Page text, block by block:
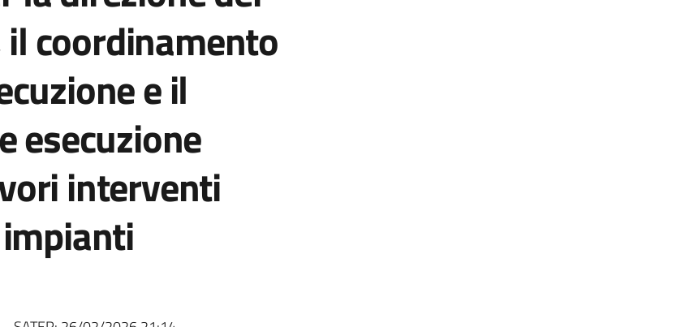
coordinamento
e il
esecuzione
interventi